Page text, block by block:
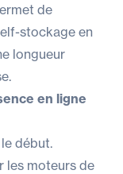
de
stockage en
longueur
en ligne
début.
les moteurs de